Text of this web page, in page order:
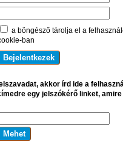
a böngésző tárolja el a
ban
akkor írd ide a
egy jelszókérő linket,